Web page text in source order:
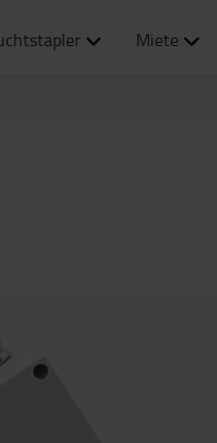
Miete